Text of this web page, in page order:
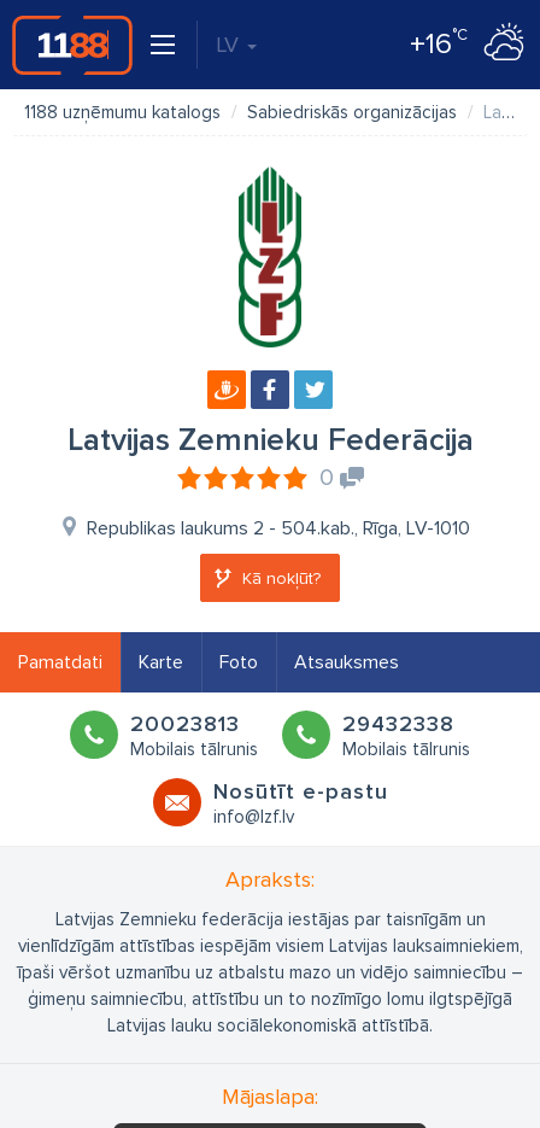
LV +16°C
1188 uzņēmumu katalogs Sabiedriskās organizācijas Latvijas Zemnieku Federācija
Latvijas Zemnieku Federācija
0
Republikas laukums 2 - 504.kab., Rīga, LV-1010
Kā nokļūt?
Pamatdati Karte Foto Atsauksmes
20023813
Mobilais tālrunis
29432338
Mobilais tālrunis
Nosūtīt e-pastu
info@lzf.lv
Apraksts:
Latvijas Zemnieku federācija iestājas par taisnīgām un
vienlīdzīgām attīstības iespējām visiem Latvijas lauksaimniekiem,
īpaši vēršot uzmanību uz atbalstu mazo un vidējo saimniecību –
ģimeņu saimniecību, attīstību un to nozīmīgo lomu ilgtspējīgā
Latvijas lauku sociālekonomiskā attīstībā.
Mājaslapa: